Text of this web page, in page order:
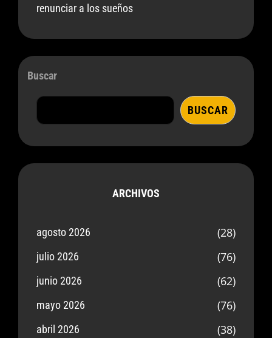
renunciar a los sueños
Buscar
BUSCAR
ARCHIVOS
agosto 2026 (28)
julio 2026 (76)
junio 2026 (62)
mayo 2026 (76)
abril 2026 (38)